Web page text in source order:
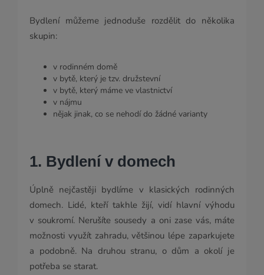
Bydlení můžeme jednoduše rozdělit do několika
skupin:
v rodinném domě
v bytě, který je tzv. družstevní
v bytě, který máme ve vlastnictví
v nájmu
nějak jinak, co se nehodí do žádné varianty
1. Bydlení v domech
Úplně nejčastěji bydlíme v klasických rodinných
domech. Lidé, kteří takhle žijí, vidí hlavní výhodu
v soukromí. Nerušíte sousedy a oni zase vás, máte
možnosti využít zahradu, většinou lépe zaparkujete
a podobně. Na druhou stranu, o dům a okolí je
potřeba se starat.